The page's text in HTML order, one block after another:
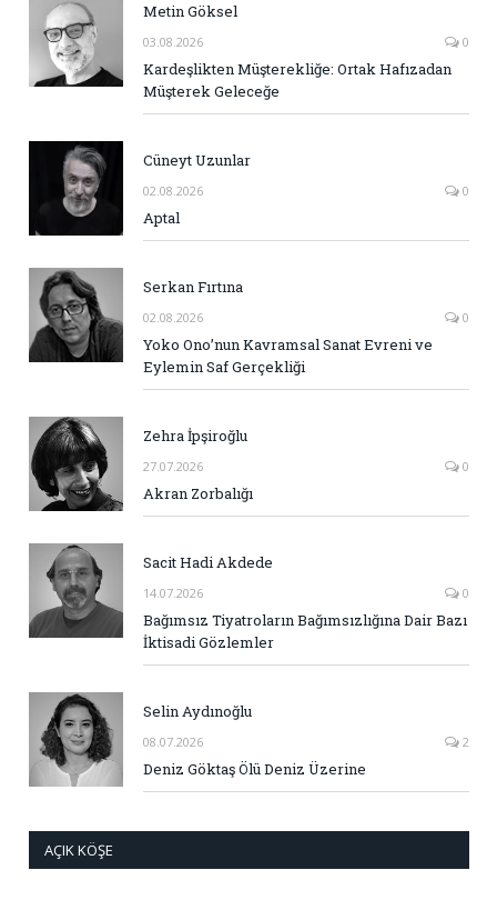
Metin Göksel
03.08.2026 0
Kardeşlikten Müşterekliğe: Ortak Hafızadan
Müşterek Geleceğe
Cüneyt Uzunlar
02.08.2026 0
Aptal
Serkan Fırtına
02.08.2026 0
Yoko Ono’nun Kavramsal Sanat Evreni ve
Eylemin Saf Gerçekliği
Zehra İpşiroğlu
27.07.2026 0
Akran Zorbalığı
Sacit Hadi Akdede
14.07.2026 0
Bağımsız Tiyatroların Bağımsızlığına Dair Bazı
İktisadi Gözlemler
Selin Aydınoğlu
08.07.2026 2
Deniz Göktaş Ölü Deniz Üzerine
AÇIK KÖŞE